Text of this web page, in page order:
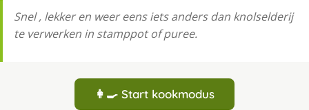
Snel , lekker en weer eens iets anders dan knolselderij
te verwerken in stamppot of puree.
👩‍🍳 Start kookmodus